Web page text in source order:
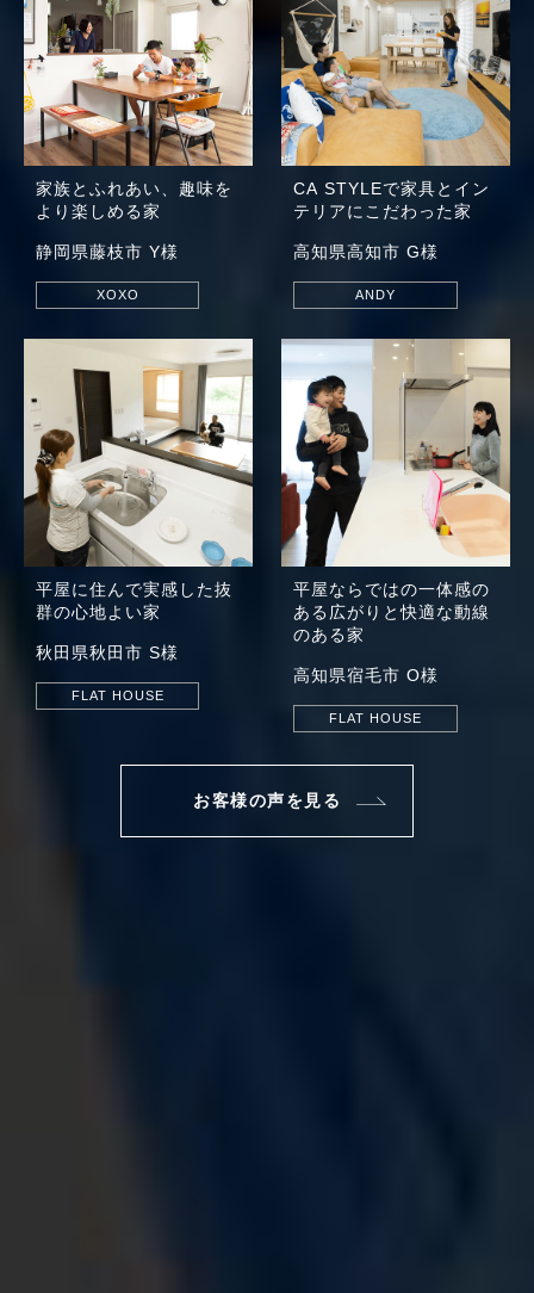
家族とふれあい、趣味を
より楽しめる家
静岡県藤枝市 Y様
XOXO
CA STYLEで家具とイン
テリアに こだわった家
高知県高知市 G様
ANDY
平屋に住んで実感した抜
群の心地よい家
秋田県秋田市 S様
FLAT HOUSE
平屋ならではの一体感の
ある広がりと快適な動線
のある家
高知県宿毛市 O様
FLAT HOUSE
お客様の声を見る